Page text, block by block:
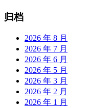
归档
2026 年 8 月
2026 年 7 月
2026 年 6 月
2026 年 5 月
2026 年 3 月
2026 年 2 月
2026 年 1 月